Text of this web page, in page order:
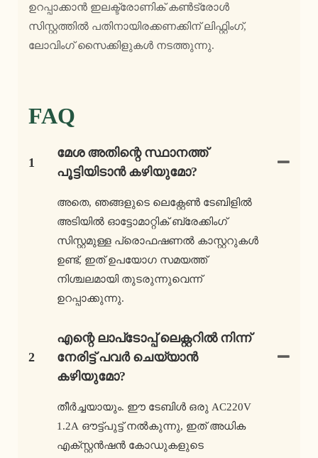
ഉറപ്പാക്കാൻ ഇലക്ട്രോണിക് കൺട്രോൾ
സിസ്റ്റത്തിൽ പതിനായിരക്കണക്കിന് ലിഫ്റ്റിംഗ്,
ലോവിംഗ് സൈക്കിളുകൾ നടത്തുന്നു.
FAQ
1
മേശ അതിന്റെ സ്ഥാനത്ത്
പൂട്ടിയിടാൻ കഴിയുമോ?
അതെ, ഞങ്ങളുടെ ലെക്റ്റേൺ ടേബിളിൽ
അടിയിൽ ഓട്ടോമാറ്റിക് ബ്രേക്കിംഗ്
സിസ്റ്റമുള്ള പ്രൊഫഷണൽ കാസ്റ്ററുകൾ
ഉണ്ട്, ഇത് ഉപയോഗ സമയത്ത്
നിശ്ചലമായി തുടരുന്നുവെന്ന്
ഉറപ്പാക്കുന്നു.
2
എന്റെ ലാപ്‌ടോപ്പ് ലെക്റ്ററിൽ നിന്ന്
നേരിട്ട് പവർ ചെയ്യാൻ
കഴിയുമോ?
തീർച്ചയായും. ഈ ടേബിൾ ഒരു AC220V
1.2A ഔട്ട്‌പുട്ട് നൽകുന്നു, ഇത് അധിക
എക്സ്റ്റൻഷൻ കോഡുകളുടെ